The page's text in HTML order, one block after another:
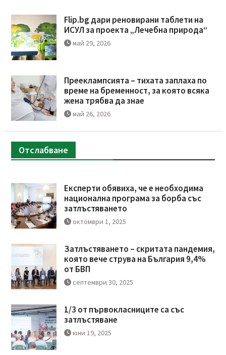
Flip.bg дари реновирани таблети на
ИСУЛ за проекта „Лечебна природа“
май 29, 2026
Прееклампсията – тихата заплаха по
време на бременност, за която всяка
жена трябва да знае
май 26, 2026
Отслабване
Експерти обявиха, че е необходима
национална програма за борба със
затлъстяването
октомври 1, 2025
Затлъстяването – скритата пандемия,
която вече струва на България 9,4%
от БВП
септември 30, 2025
1/3 от първокласниците са със
затлъстяване
юни 19, 2025